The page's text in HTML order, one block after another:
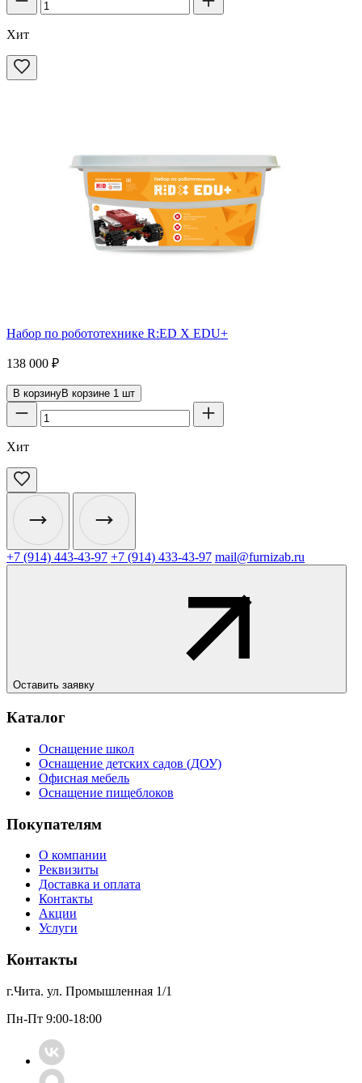
Хит
Набор по робототехнике R:ED X EDU+
138 000 ₽
В корзинуВ корзине 1 шт
Хит
+7 (914) 443-43-97 +7 (914) 433-43-97 mail@furnizab.ru
Оставить заявку
Каталог
Оснащение школ
Оснащение детских садов (ДОУ)
Офисная мебель
Оснащение пищеблоков
Покупателям
О компании
Реквизиты
Доставка и оплата
Контакты
Акции
Услуги
Контакты
г.Чита. ул. Промышленная 1/1
Пн-Пт 9:00-18:00